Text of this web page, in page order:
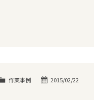
2015/02/22
作業事例